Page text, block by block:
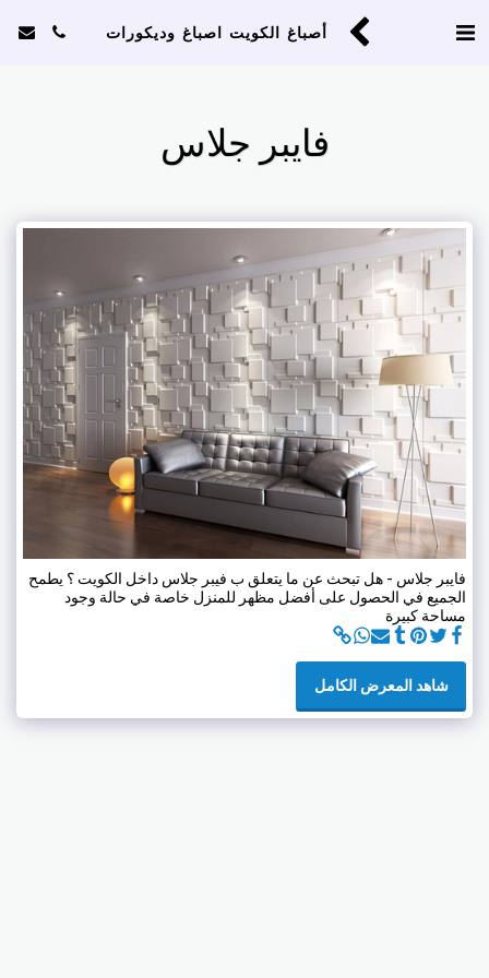
أصباغ الكويت اصباغ وديكورات
فايبر جلاس
فايبر جلاس - هل تبحث عن ما يتعلق ب فيبر جلاس داخل الكويت ؟ يطمح
الجميع في الحصول على أفضل مظهر للمنزل خاصة في حالة وجود
مساحة كبيرة
شاهد المعرض الكامل